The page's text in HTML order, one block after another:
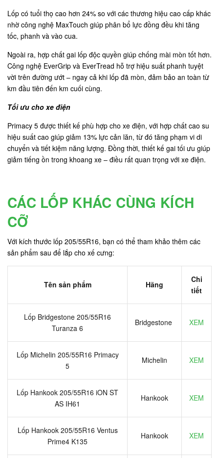
Lốp có tuổi thọ cao hơn 24% so với các thương hiệu cao cấp khác
nhờ công nghệ MaxTouch giúp phân bổ lực đồng đều khi tăng
tốc, phanh và vào cua.
Ngoài ra, hợp chất gai lốp độc quyền giúp chống mài mòn tốt hơn.
Công nghệ EverGrip và EverTread hỗ trợ hiệu suất phanh tuyệt
vời trên đường ướt – ngay cả khi lốp đã mòn, đảm bảo an toàn từ
km đầu tiên đến km cuối cùng.
Tối ưu cho xe điện
Primacy 5 được thiết kế phù hợp cho xe điện, với hợp chất cao su
hiệu suất cao giúp giảm 13% lực cản lăn, từ đó tăng phạm vi di
chuyển và tiết kiệm năng lượng. Đồng thời, thiết kế gai tối ưu giúp
giảm tiếng ồn trong khoang xe – điều rất quan trọng với xe điện.
CÁC LỐP KHÁC CÙNG KÍCH
CỠ
Với kích thước lốp 205/55R16, bạn có thể tham khảo thêm các
sản phẩm sau để lắp cho xế cưng:
Tên sản phẩm Hãng
Chi
tiết
Lốp Bridgestone 205/55R16
Turanza 6
Bridgestone XEM
Lốp Michelin 205/55R16 Primacy
5
Michelin XEM
Lốp Hankook 205/55R16 iON ST
AS IH61
Hankook XEM
Lốp Hankook 205/55R16 Ventus
Prime4 K135
Hankook XEM